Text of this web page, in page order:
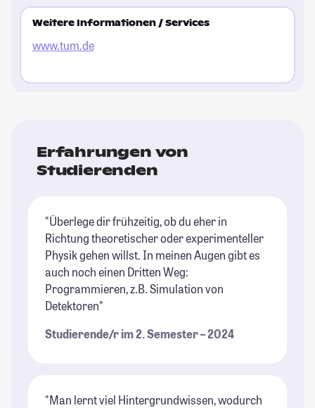
Weitere Informationen / Services
www.tum.de
Erfahrungen von
Studierenden
"Überlege dir frühzeitig, ob du eher in
Richtung theoretischer oder experimenteller
Physik gehen willst. In meinen Augen gibt es
auch noch einen Dritten Weg:
Programmieren, z.B. Simulation von
Detektoren"
Studierende/r im 2. Semester – 2024
"Man lernt viel Hintergrundwissen, wodurch